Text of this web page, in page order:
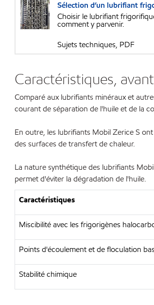
Sélection d’un lubrifiant
Choisir le lubrifiant
comment y parvenir.
Sujets techniques, PDF
Caractéristiques,
Comparé aux lubrifiants minéraux et
courant de séparation de l'huile et de la
En outre, les lubrifiants Mobil Zerice S
des surfaces de transfert de chaleur.
La nature synthétique des lubrifiants
permet d'éviter la dégradation de l'huile.
Caractéristiques
Miscibilité avec les frigorigènes
Points d'écoulement et de floculation
Stabilité chimique